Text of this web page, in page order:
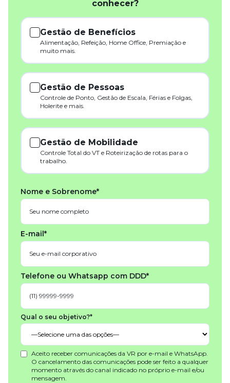
conhecer?
Gestão de Benefícios
Alimentação, Refeição, Home Office, Premiação e
muito mais.
Gestão de Pessoas
Controle de Ponto, Gestão de Escala, Férias e Folgas,
Holerite e mais.
Gestão de Mobilidade
Controle Total do VT e Roteirização de rotas para o
trabalho.
Nome e Sobrenome*
E-mail*
Telefone ou Whatsapp com DDD*
Qual o seu objetivo?*
Aceito receber comunicações da VR por e-mail e WhatsApp.
O cancelamento das comunicações pode ser feito a qualquer
momento através do canal indicado no próprio e-mail e/ou
mensagem.